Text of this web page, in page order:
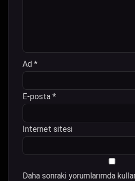
Ad *
E-posta *
İnternet sitesi
Daha sonraki yorumlarımda